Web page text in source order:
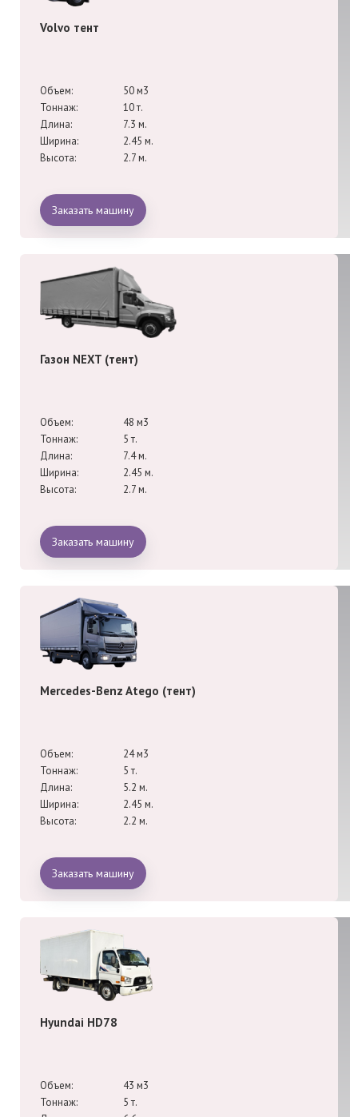
Volvo тент
Объем:
50 м3
Тоннаж:
10 т.
Длина:
7.3 м.
Ширина:
2.45 м.
Высота:
2.7 м.
Заказать машину
Газон NEXT (тент)
Объем:
48 м3
Тоннаж:
5 т.
Длина:
7.4 м.
Ширина:
2.45 м.
Высота:
2.7 м.
Заказать машину
Mercedes-Benz Atego (тент)
Объем:
24 м3
Тоннаж:
5 т.
Длина:
5.2 м.
Ширина:
2.45 м.
Высота:
2.2 м.
Заказать машину
Hyundai HD78
Объем:
43 м3
Тоннаж:
5 т.